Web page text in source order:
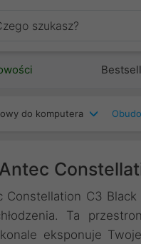
do komputera
C3 Black
Ta
eksponuje